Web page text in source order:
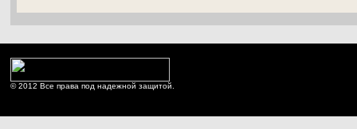
© 2012 Все права под надежной защитой.